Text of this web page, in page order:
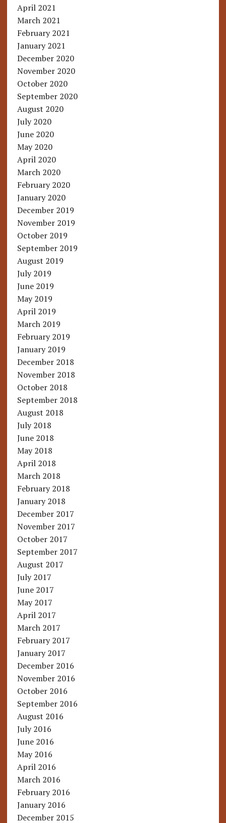
April 2021
March 2021
February 2021
January 2021
December 2020
November 2020
October 2020
September 2020
August 2020
July 2020
June 2020
May 2020
April 2020
March 2020
February 2020
January 2020
December 2019
November 2019
October 2019
September 2019
August 2019
July 2019
June 2019
May 2019
April 2019
March 2019
February 2019
January 2019
December 2018
November 2018
October 2018
September 2018
August 2018
July 2018
June 2018
May 2018
April 2018
March 2018
February 2018
January 2018
December 2017
November 2017
October 2017
September 2017
August 2017
July 2017
June 2017
May 2017
April 2017
March 2017
February 2017
January 2017
December 2016
November 2016
October 2016
September 2016
August 2016
July 2016
June 2016
May 2016
April 2016
March 2016
February 2016
January 2016
December 2015